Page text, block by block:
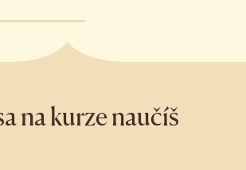
na kurze naučíš